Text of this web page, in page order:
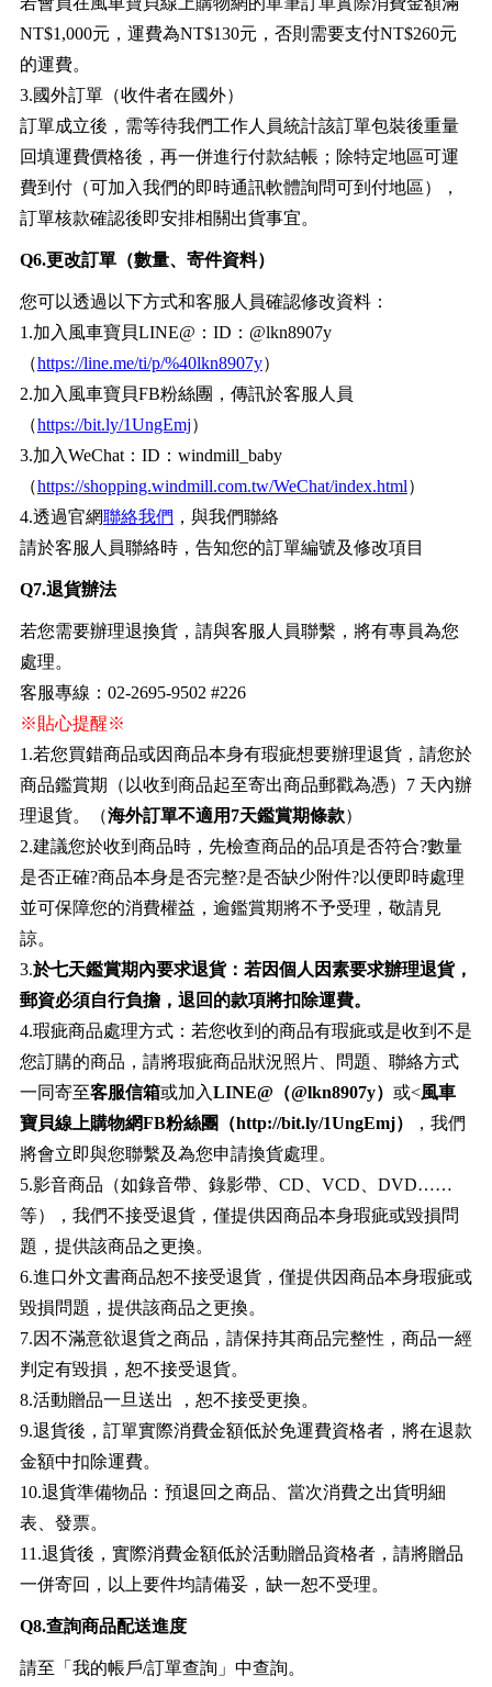
NT$1,000元，運費為NT$130元，否則需要支付NT$260元
的運費。
3.國外訂單（收件者在國外）
訂單成立後，需等待我們工作人員統計該訂單包裝後重量
回填運費價格後，再一併進行付款結帳；除特定地區可運
費到付（可加入我們的即時通訊軟體詢問可到付地區），
訂單核款確認後即安排相關出貨事宜。
Q6.更改訂單（數量、寄件資料）
您可以透過以下方式和客服人員確認修改資料：
1.加入風車寶貝LINE@：ID：@lkn8907y
（https://line.me/ti/p/%40lkn8907y）
2.加入風車寶貝FB粉絲團，傳訊於客服人員
（https://bit.ly/1UngEmj）
3.加入WeChat：ID：windmill_baby
（https://shopping.windmill.com.tw/WeChat/index.html）
4.透過官網聯絡我們 ，與我們聯絡
請於客服人員聯絡時，告知您的訂單編號及修改項目
Q7.退貨辦法
若您需要辦理退換貨，請與客服人員聯繫，將有專員為您
處理。
客服專線：02-2695-9502 #226
※貼心提醒※
1.若您買錯商品或因商品本身有瑕疵想要辦理退貨，請您於
商品鑑賞期（以收到商品起至寄出商品郵戳為憑）7 天內辦
理退貨。（海外訂單不適用7天鑑賞期條款）
2.建議您於收到商品時，先檢查商品的品項是否符合?數量
是否正確?商品本身是否完整?是否缺少附件?以便即時處理
並可保障您的消費權益，逾鑑賞期將不予受理，敬請見
諒。
3.於七天鑑賞期內要求退貨：若因個人因素要求辦理退貨，
郵資必須自行負擔，退回的款項將扣除運費。
4.瑕疵商品處理方式：若您收到的商品有瑕疵或是收到不是
您訂購的商品，請將瑕疵商品狀況照片、問題、聯絡方式
一同寄至客服信箱或加入LINE@（@lkn8907y） 或<風車
寶貝線上購物網FB粉絲團（http://bit.ly/1UngEmj）
，我們
將會立即與您聯繫及為您申請換貨處理。
5.影音商品（如錄音帶、錄影帶、CD、VCD、DVD……
等），我們不接受退貨，僅提供因商品本身瑕疵或毀損問
題，提供該商品之更換。
6.進口外文書商品恕不接受退貨，僅提供因商品本身瑕疵或
毀損問題，提供該商品之更換。
7.因不滿意欲退貨之商品，請保持其商品完整性，商品一經
判定有毀損，恕不接受退貨。
8.活動贈品一旦送出 ，恕不接受更換。
9.退貨後，訂單實際消費金額低於免運費資格者，將在退款
金額中扣除運費。
10.退貨準備物品：預退回之商品、當次消費之出貨明細
表、發票。
11.退貨後，實際消費金額低於活動贈品資格者，請將贈品
一併寄回，以上要件均請備妥，缺一恕不受理。
Q8.查詢商品配送進度
請至「我的帳戶/訂單查詢」中查詢。